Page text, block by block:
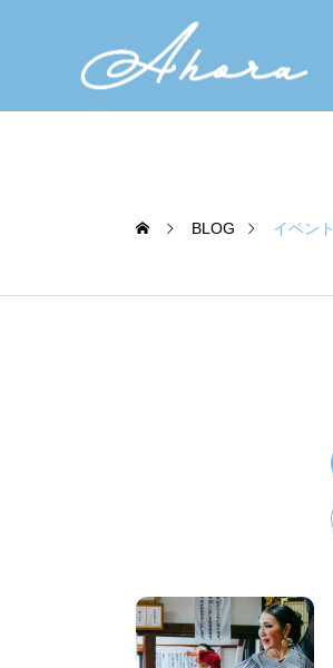
BLOG イベント